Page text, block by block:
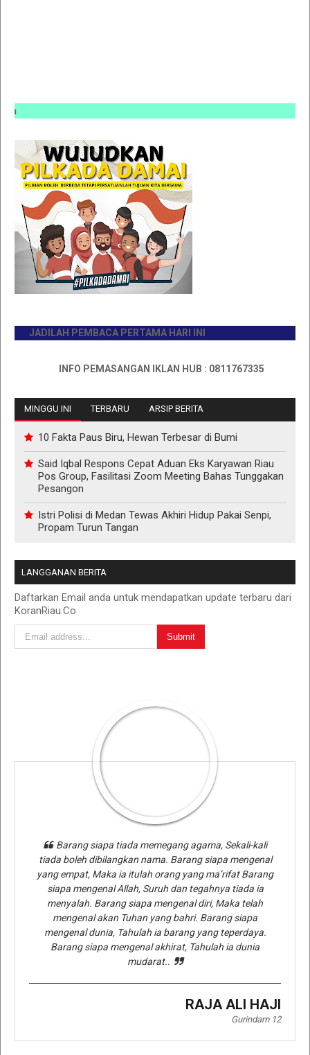
JADILAH PEMBACA PERTAMA HARI INI
INFO PEMASANGAN IKLAN HUB : 0811767335
MINGGU INI TERBARU ARSIP BERITA
10 Fakta Paus Biru, Hewan Terbesar di Bumi
Said Iqbal Respons Cepat Aduan Eks Karyawan Riau
Pos Group, Fasilitasi Zoom Meeting Bahas Tunggakan
Pesangon
Istri Polisi di Medan Tewas Akhiri Hidup Pakai Senpi,
Propam Turun Tangan
LANGGANAN BERITA
Daftarkan Email anda untuk mendapatkan update terbaru dari
KoranRiau.Co
Barang siapa tiada memegang agama, Sekali-kali
tiada boleh dibilangkan nama. Barang siapa mengenal
yang empat, Maka ia itulah orang yang ma’rifat Barang
siapa mengenal Allah, Suruh dan tegahnya tiada ia
menyalah. Barang siapa mengenal diri, Maka telah
mengenal akan Tuhan yang bahri. Barang siapa
mengenal dunia, Tahulah ia barang yang teperdaya.
Barang siapa mengenal akhirat, Tahulah ia dunia
mudarat..
RAJA ALI HAJI
Gurindam 12